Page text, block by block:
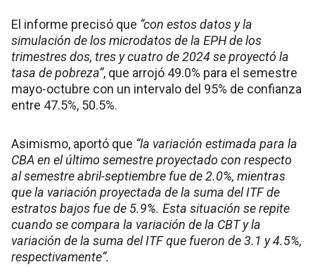
El informe precisó que “con estos datos y la
simulación de los microdatos de la EPH de los
trimestres dos, tres y cuatro de 2024 se proyectó la
tasa de pobreza”, que arrojó 49.0% para el semestre
mayo-octubre con un intervalo del 95% de confianza
entre 47.5%, 50.5%.
Asimismo, aportó que “la variación estimada para la
CBA en el último semestre proyectado con respecto
al semestre abril-septiembre fue de 2.0%, mientras
que la variación proyectada de la suma del ITF de
estratos bajos fue de 5.9%. Esta situación se repite
cuando se compara la variación de la CBT y la
variación de la suma del ITF que fueron de 3.1 y 4.5%,
respectivamente”.